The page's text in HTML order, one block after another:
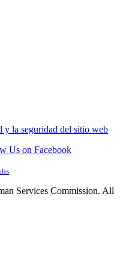
y la seguridad del sitio web
Us on Facebook
Services Commission. All